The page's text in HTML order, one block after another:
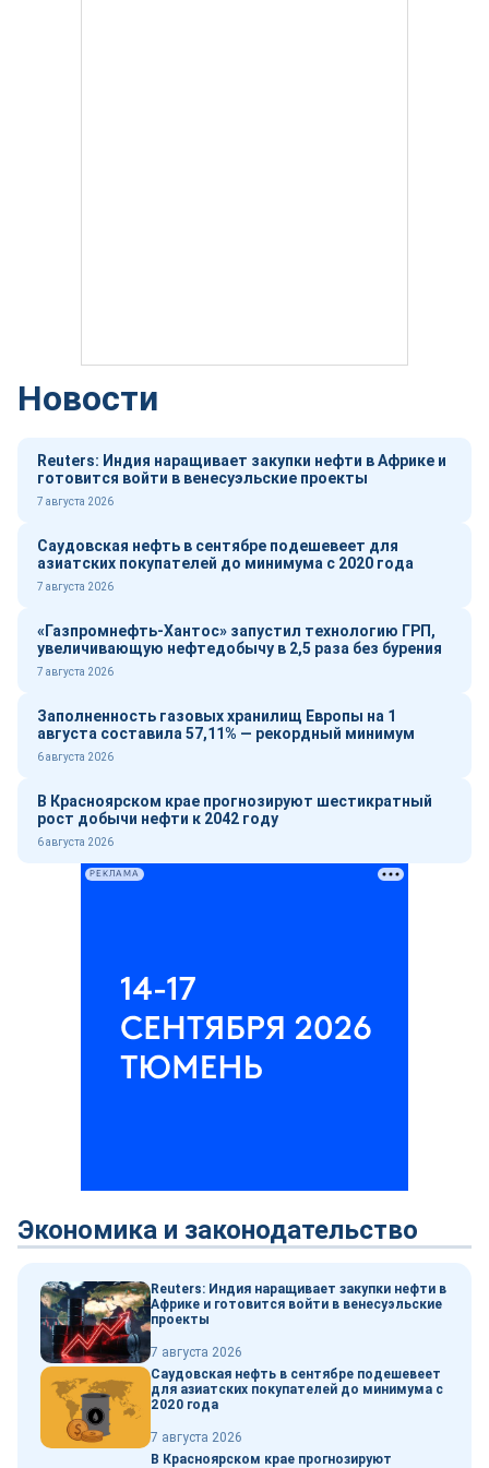
Новости
Reuters: Индия наращивает закупки нефти в Африке и
готовится войти в венесуэльские проекты
7 августа 2026
Саудовская нефть в сентябре подешевеет для
азиатских покупателей до минимума с 2020 года
7 августа 2026
«Газпромнефть-Хантос» запустил технологию ГРП,
увеличивающую нефтедобычу в 2,5 раза без бурения
7 августа 2026
Заполненность газовых хранилищ Европы на 1
августа составила 57,11% — рекордный минимум
6 августа 2026
В Красноярском крае прогнозируют шестикратный
рост добычи нефти к 2042 году
6 августа 2026
РЕКЛАМА
Экономика и законодательство
Reuters: Индия наращивает закупки нефти в
Африке и готовится войти в венесуэльские
проекты
7 августа 2026
Саудовская нефть в сентябре подешевеет
для азиатских покупателей до минимума с
2020 года
7 августа 2026
В Красноярском крае прогнозируют